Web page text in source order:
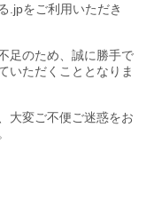
.jpをご利用いただき
足のため、誠に勝手で
いただくこととなりま
大変ご不便ご迷惑をお